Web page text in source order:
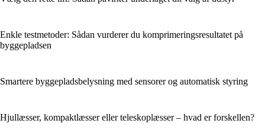
Enkle testmetoder: Sådan vurderer du komprimeringsresultatet på
byggepladsen
Smartere byggepladsbelysning med sensorer og automatisk styring
Hjullæsser, kompaktlæsser eller teleskoplæsser – hvad er forskellen?